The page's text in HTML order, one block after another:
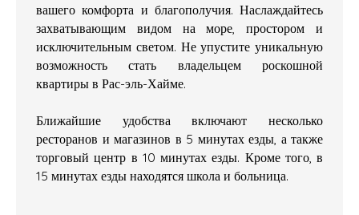
вашего комфорта и благополучия. Наслаждайтесь
захватывающим видом на море, простором и
исключительным светом. Не упустите уникальную
возможность стать владельцем роскошной
квартиры в Рас-эль-Хайме.
Ближайшие удобства включают несколько
ресторанов и магазинов в 5 минутах езды, а также
торговый центр в 10 минутах езды. Кроме того, в
15 минутах езды находятся школа и больница.